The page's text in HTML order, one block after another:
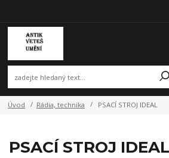
Úvod Rádia, technika PSACÍ STROJ IDEAL
PSACÍ STROJ IDEAL